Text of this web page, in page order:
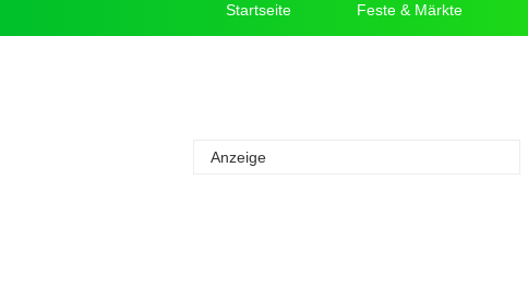
Startseite Feste & Märkte
Anzeige